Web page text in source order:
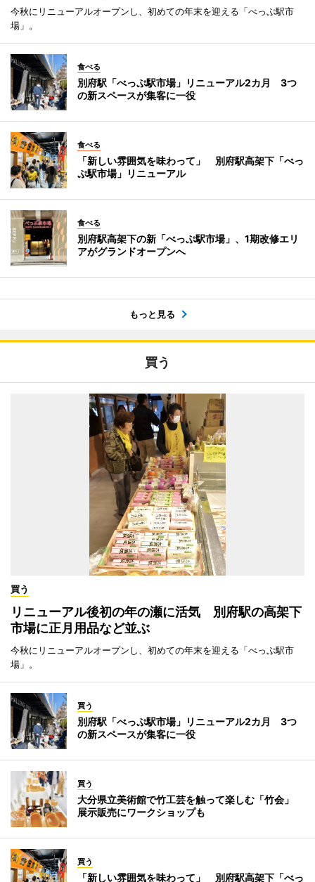
今秋にリニューアルオープンし、初めての年末を迎える「べっぷ駅市
場」。
食べる
別府駅「べっぷ駅市場」リニューアル2カ月 3つ
の新スペースが集客に一役
食べる
「新しい雰囲気を味わって」 別府駅高架下「べっ
ぷ駅市場」リニューアル
食べる
別府駅高架下の新「べっぷ駅市場」、1期改修エリ
アがグランドオープンへ
もっと見る
買う
買う
リニューアル後初の年の瀬に活気 別府駅の高架下
市場に正月用品など並ぶ
今秋にリニューアルオープンし、初めての年末を迎える「べっぷ駅市
場」。
買う
別府駅「べっぷ駅市場」リニューアル2カ月 3つ
の新スペースが集客に一役
買う
大分県立美術館で竹工芸を触って楽しむ「竹会」
展示販売にワークショップも
買う
「新しい雰囲気を味わって」 別府駅高架下「べっ